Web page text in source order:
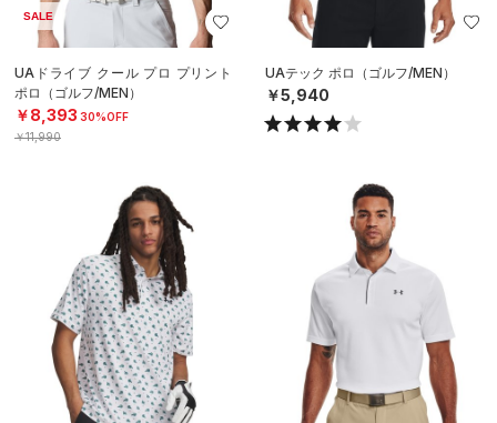
SALE
UAドライブ クール プロ プリント
ポロ（ゴルフ/MEN）
￥8,393 30%OFF
￥11,990
UAテック ポロ（ゴルフ/MEN）
￥5,940